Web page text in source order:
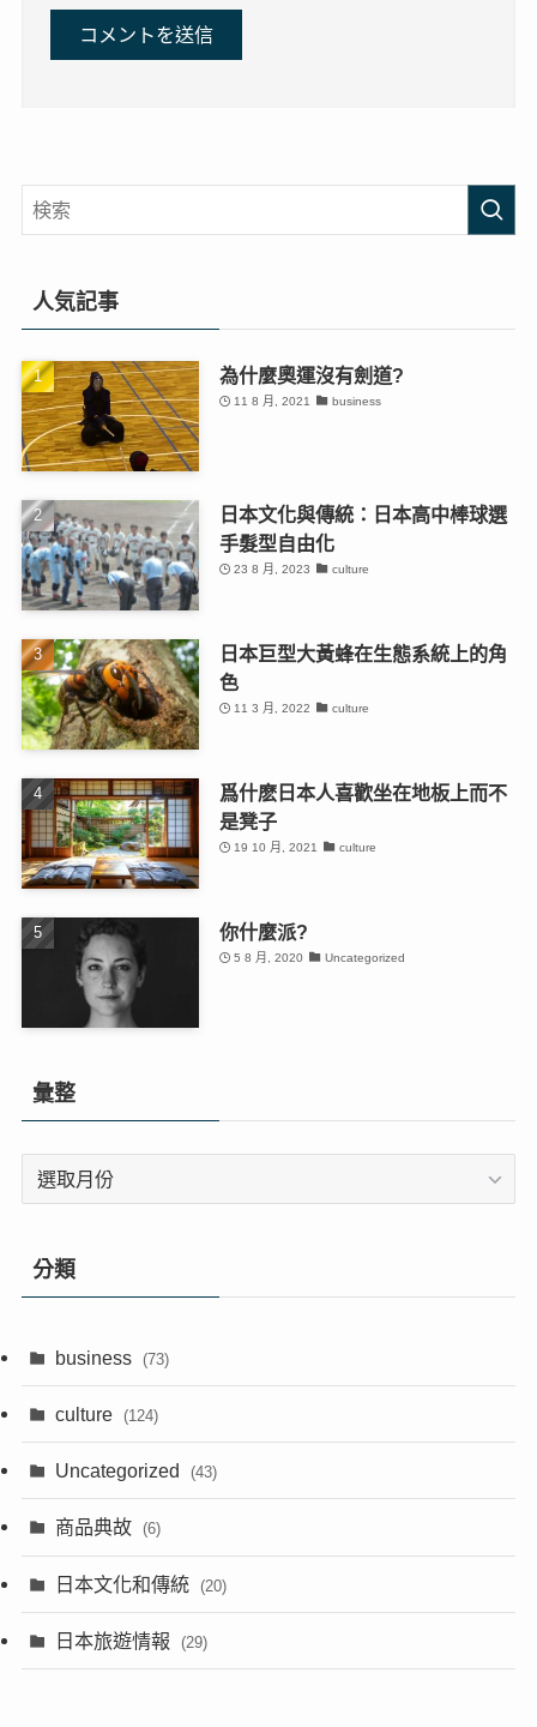
人気記事
為什麼奧運沒有劍道?
11 8 月, 2021 business
日本文化與傳統：日本高中棒球選
手髮型自由化
23 8 月, 2023 culture
日本巨型大黃蜂在生態系統上的角
色
11 3 月, 2022 culture
爲什麽日本人喜歡坐在地板上而不
是凳子
19 10 月, 2021 culture
你什麼派?
5 8 月, 2020 Uncategorized
彙整
彙
分類
business (73)
culture (124)
Uncategorized (43)
商品典故 (6)
日本文化和傳統 (20)
日本旅遊情報 (29)